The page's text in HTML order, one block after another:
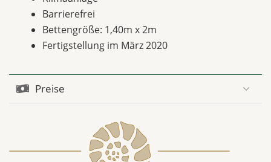
Barrierefrei
Bettengröße: 1,40m x 2m
Fertigstellung im März 2020
Preise